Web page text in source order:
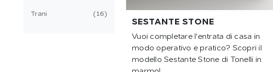
SESTANTE STONE
Vuoi completare l'entrata di casa in
modo operativo e pratico? Scopri il
modello Sestante Stone di Tonelli in
Trani 16